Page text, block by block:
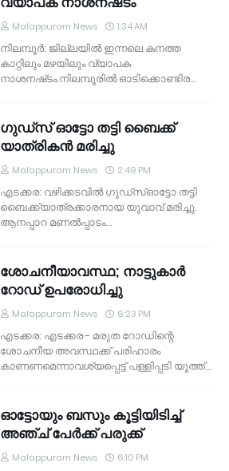
Malappuram News 1:34 AM
നിലമ്പൂര്‍: ജില്ലയില്‍ ഇന്നലെ കനത്ത
കാറ്റിലും മഴയിലും വ്യാപക
നാശനഷ്‌ടം.നിലമ്പൂരില്‍ ഓടിക്കൊണ്ടിര…
ഗുഡ്‌സ് ഓട്ടോ തട്ടി ബൈക്ക്
യാത്രികന്‍ മരിച്ചു
Malappuram News 2:49 PM
എടക്കര: വഴിക്കടവില്‍ ഗുഡ്‌സ്ഓട്ടോ തട്ടി
ബൈക്ക്‌യാത്രക്കാരനായ യുവാവ് മരിച്ചു.
ആനപ്പാറ മണല്‍പ്പാടം…
ശോചനീയാവസ്ഥ; നാട്ടുകാര്‍
റോഡ് ഉപരോധിച്ചു
Malappuram News 6:23 PM
എടക്കര: എടക്കര - മരുത റോഡിന്റെ
ശോചനീയ അവസ്ഥക്ക് പരിഹാരം
കാണണമെന്നാവശ്യപ്പെട്ട് പള്ളിപ്പടി യൂത്ത്…
ഓട്ടോയും ബസും കൂട്ടിയിടിച്ച്
അഞ്ച് പേര്‍ക്ക് പരുക്ക്
Malappuram News 6:10 PM